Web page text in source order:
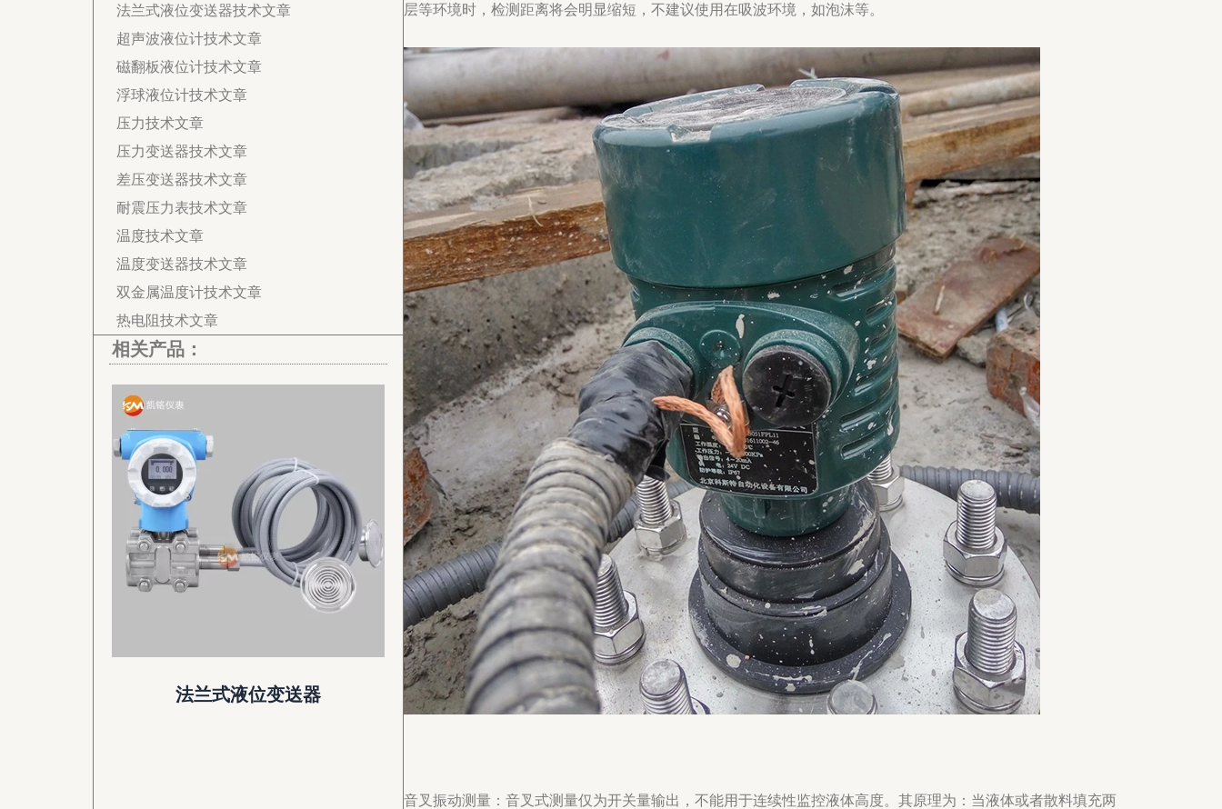
法兰式液位变送器技术文章
超声波液位计技术文章
磁翻板液位计技术文章
浮球液位计技术文章
压力技术文章
压力变送器技术文章
差压变送器技术文章
耐震压力表技术文章
温度技术文章
温度变送器技术文章
双金属温度计技术文章
热电阻技术文章
相关产品：
法兰式液位变送器
层等环境时，检测距离将会明显缩短，不建议使用在吸波环境，如泡沫等。
音叉振动测量：音叉式测量仅为开关量输出，不能用于连续性监控液体高度。其原理为：当液体或者散料填充两